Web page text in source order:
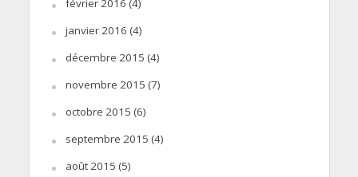
février 2016 (4)
janvier 2016 (4)
décembre 2015 (4)
novembre 2015 (7)
octobre 2015 (6)
septembre 2015 (4)
août 2015 (5)